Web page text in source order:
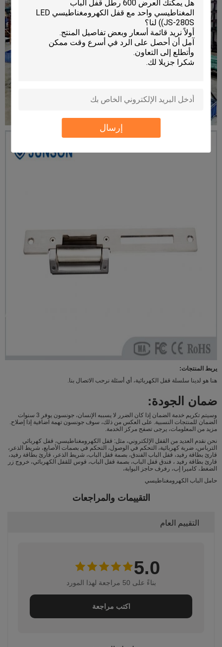
إرسال
يربط المنتجات:
هنا هو لدينا سلسلة قفل الكهربائية، أي أسئلة نرحب الاتصال بنا.
ضمان الجودة:
وسيتم تكريم خدمة الضمان إذا كان الضرر لا يسببه الإنسان، جونسون يوفر 3 سنوات
الضمان للمنتجات النسبية. على العكس من ذلك، سوف جونسون تهمة اضافية إذا إصلاح.
مزيد من المعلومات، يرجى تصفح مركز الخدمة.
نحن نقدم العديد من القفل الإلكتروني، مثل: قفل الكهرومغناطيسي، قفل كهربائي
الترباس، ضربة كهربائية، التحكم في الوصول، التحكم في بصمات الأصابع، شريط الذعر،
قارئ بطاقة رفيد، قفل الباب الفندق، بصمة قفل الباب، شريط الذعر، قارئ بطاقة رفيد،
قارئ بطاقة رفيد ، فندق قفل الباب، بصمة قفل الباب، قوس للقفل الكهربائي، خروج زر
الضغط، كاميرا إب، رفرف حاجز البوابة،
حامل الباب الكهرومغناطيسي
التقييمات والمراجعات
التقييم العام
5.0
بناءً على 50 مراجعة لهذا المورد
اكتب مراجعة